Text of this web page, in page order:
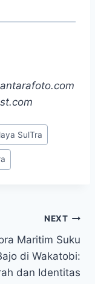
SulTra
NEXT
Maritim Suku
di Wakatobi:
dan Identitas